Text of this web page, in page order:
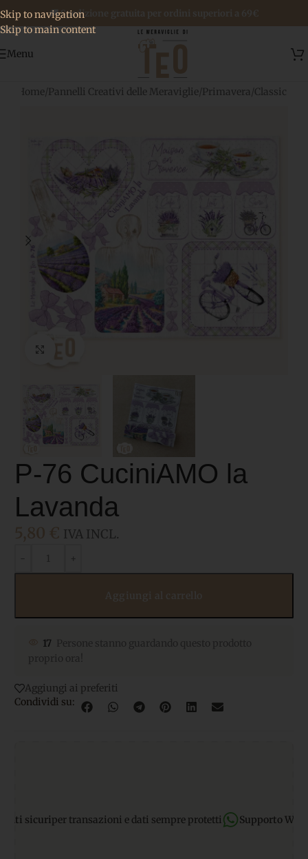
Skip to navigation
Skip to main content
🚚 Spedizione gratuita per ordini superiori a 69€
Menu
Home/Pannelli Creativi delle Meraviglie/Primavera /Classic
P-76 CuciniAMO la
Lavanda
IVA INCL.
17
Aggiungi ai preferiti
Condividi su:
sicuriper transazioni e dati sempre protetti Supporto